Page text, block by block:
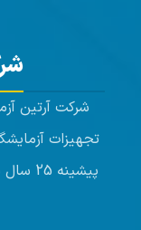
شرکت آرتین